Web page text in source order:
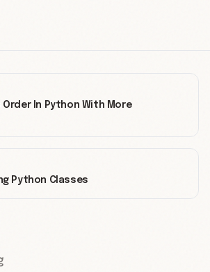
Order In Python With More
Python Classes